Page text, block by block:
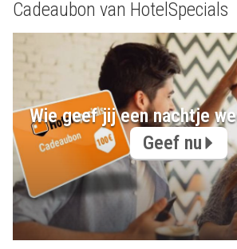
Cadeaubon van HotelSpecials
Wie geef jij een nachtje
Geef nu